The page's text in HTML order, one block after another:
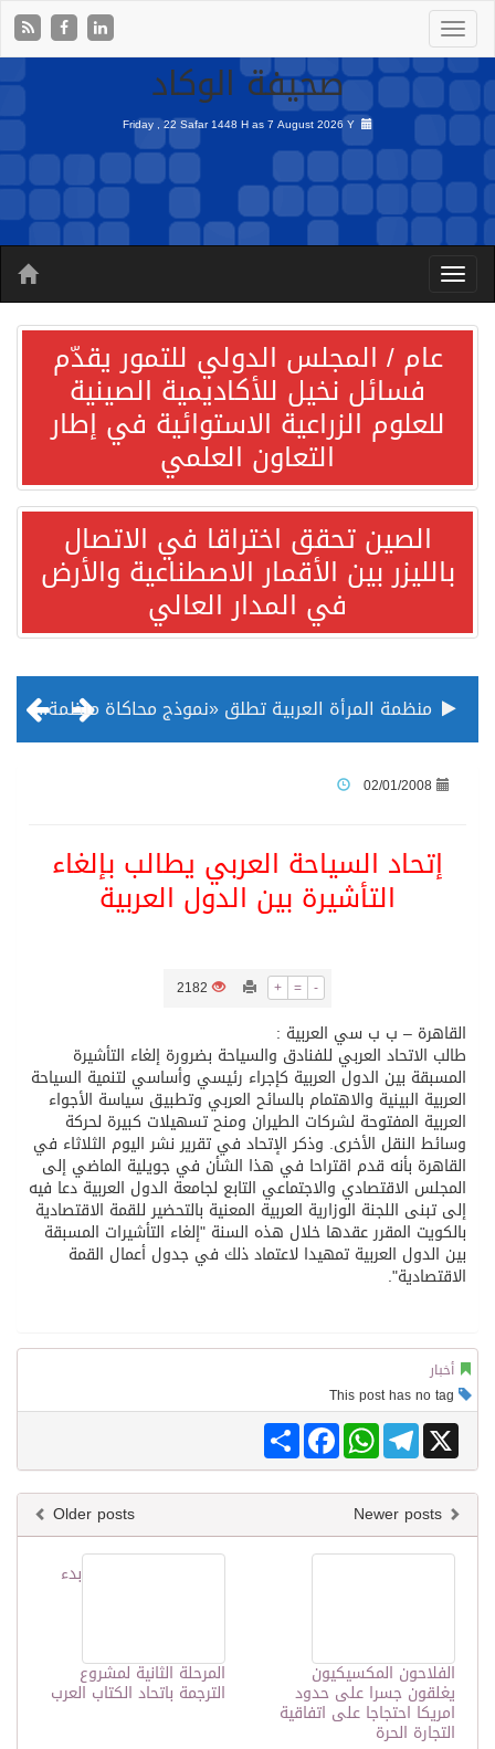
صحيفة الوكاد
Friday , 22 Safar 1448 H as7 August 2026 Y
عام / المجلس الدولي للتمور يقدّم
فسائل نخيل للأكاديمية الصينية
للعلوم الزراعية الاستوائية في إطار
التعاون العلمي
الصين تحقق اختراقا في الاتصال
بالليزر بين الأقمار الاصطناعية والأرض
في المدار العالي
منظمة المرأة العربية تطلق «نموذج محاكاة منظمة المرأة العربية للشباب» بمشاركة 10 دول عربية..غدًا
ثلة من الضابطات في الجييش الكويتي
كسوة الكعبة تعتلي البيت العتيق
02/01/2008
إتحاد السياحة العربي يطالب بإلغاء
التأشيرة بين الدول العربية
+ = -
2182
القاهرة – ب ب سي العربية :
طالب الاتحاد العربي للفنادق والسياحة بضرورة إلغاء التأشيرة
المسبقة بين الدول العربية كإجراء رئيسي وأساسي لتنمية السياحة
العربية البينية والاهتمام بالسائح العربي وتطبيق سياسة الأجواء
العربية المفتوحة لشركات الطيران ومنح تسهيلات كبيرة لحركة
وسائط النقل الأخرى. وذكر الإتحاد في تقرير نشر اليوم الثلاثاء في
القاهرة بأنه قدم اقتراحا في هذا الشأن في جويلية الماضي إلى
المجلس الاقتصادي والاجتماعي التابع لجامعة الدول العربية دعا فيه
إلى تبنى اللجنة الوزارية العربية المعنية بالتحضير للقمة الاقتصادية
بالكويت المقرر عقدها خلال هذه السنة "إلغاء التأشيرات المسبقة
بين الدول العربية تمهيدا لاعتماد ذلك في جدول أعمال القمة
الاقتصادية".
أخبار
Share
FacebookWhatsAppTelegram X
Older posts
بدء
المرحلة الثانية لمشروع
الترجمة باتحاد الكتاب العرب
الفلاحون المكسيكيون
يغلقون جسرا على حدود
امريكا احتجاجا على اتفاقية
التجارة الحرة